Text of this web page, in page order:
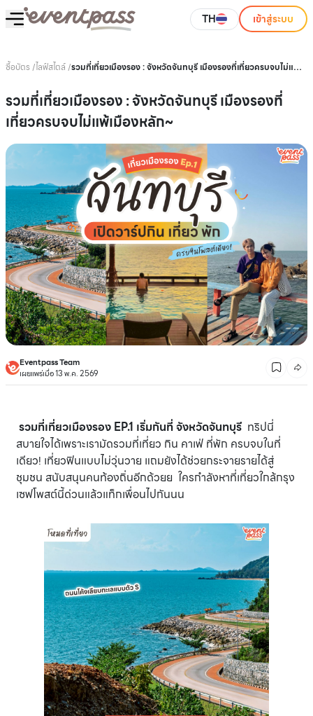
TH เข้าสู่ระบบ
ซื้อบัตร /ไลฟ์สไตล์/รวมที่เที่ยวเมืองรอง : จังหวัดจันทบุรี เมืองรองที่เที่ยวครบจบไม่แพ้
รวมที่เที่ยวเมืองรอง : จังหวัดจันทบุรี เมืองรองที่
เที่ยวครบจบไม่แพ้เมืองหลัก~
Eventpass Team
เผยแพร่เมื่อ 13 พ.ค. 2569
รวมที่เที่ยวเมืองรอง EP.1 เริ่มกันที่ จังหวัดจันทบุรี ทริปนี่
สบายใจได้เพราะเรามัดรวมที่เที่ยว กิน คาเฟ่ ที่พัก ครบจบในที่
เดียว! เที่ยวฟินแบบไม่วุ่นวาย แถมยังได้ช่วยกระจายรายได้สู่
ชุมชน สนับสนุนคนท้องถิ่นอีกด้วยย ใครกำลังหาที่เที่ยวใกล้กรุง
เซฟโพสต์นี้ด่วนแล้วแท็กเพื่อนไปกันนน